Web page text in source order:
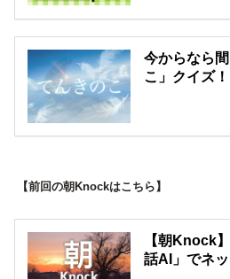
今からなら
こ」クイズ！
【前回の朝Knockはこちら】
【朝Knock
話AI」でネ